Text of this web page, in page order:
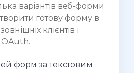
варіантів веб-форми
готову форму в
клієнтів і
форм за текстовим